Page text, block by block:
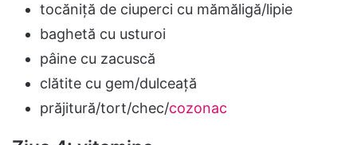
tocăniță de ciuperci cu mămăligă/lipie
baghetă cu usturoi
pâine cu zacuscă
clătite cu gem/dulceață
prăjitură/tort/chec/cozonac